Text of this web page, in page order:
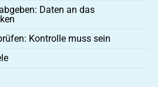
Daten an das
Kontrolle muss sein